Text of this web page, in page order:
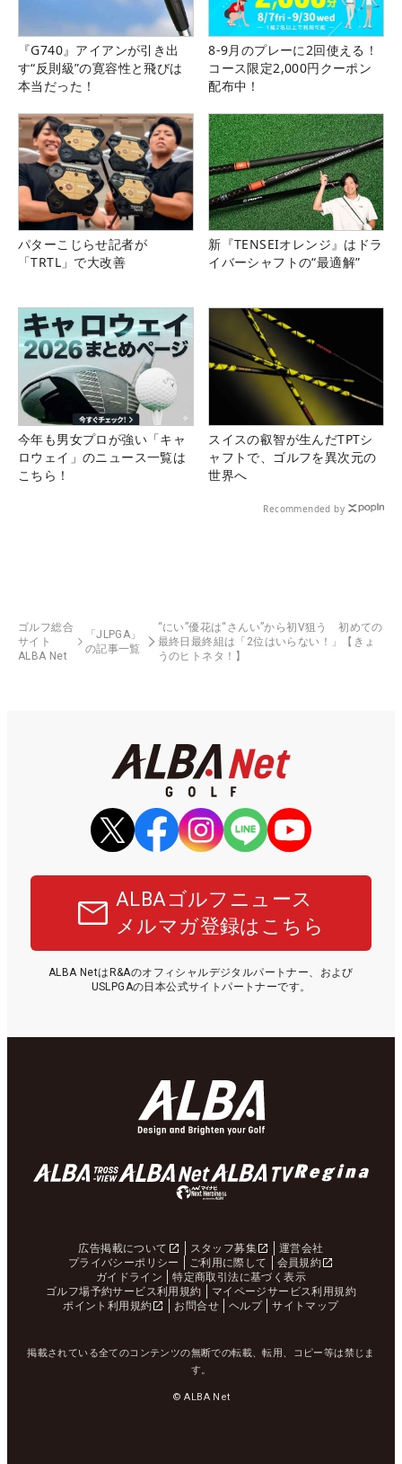
『G740』アイアンが引き出
す“反則級”の寛容性と飛びは
本当だった！
8-9月のプレーに2回使える！
コース限定2,000円クーポン
配布中！
パターこじらせ記者が
「TRTL」で大改善
新『TENSEIオレンジ』はドラ
イバーシャフトの“最適解”
今年も男女プロが強い「キャ
ロウェイ」のニュース一覧は
こちら！
スイスの叡智が生んだTPTシ
ャフトで、ゴルフを異次元の
世界へ
Recommended by
ゴルフ総合
サイト
ALBA Net
「JLPGA」
の記事一覧
“にい”優花は“さんい”から初V狙う 初めての
最終日最終組は「2位はいらない！」【きょ
うのヒトネタ！】
ALBAゴルフニュース
メルマガ登録はこちら
ALBA NetはR&Aのオフィシャルデジタルパートナー、および
USLPGAの日本公式サイトパートナーです。
広告掲載について スタッフ募集
運営会社
プライバシーポリシー
ご利用に際して
会員規約
ガイドライン
特定商取引法に基づく表示
ゴルフ場予約サービス利用規約
マイページサービス利用規約
ポイント利用規約
お問合せ ヘルプ サイトマップ
掲載されている全てのコンテンツの無断での転載、転用、コピー等は禁じま
す。
© ALBA Net